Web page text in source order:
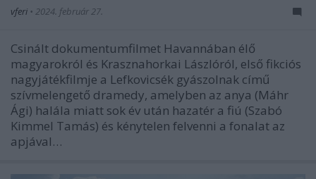
vferi • 2024. február 27.
Csinált dokumentumfilmet Havannában élő
magyarokról és Krasznahorkai Lászlóról, első fikciós
nagyjátékfilmje a Lefkovicsék gyászolnak című
szívmelengető dramedy, amelyben az anya (Máhr
Ági) halála miatt sok év után hazatér a fiú (Szabó
Kimmel Tamás) és kénytelen felvenni a fonalat az
apjával…